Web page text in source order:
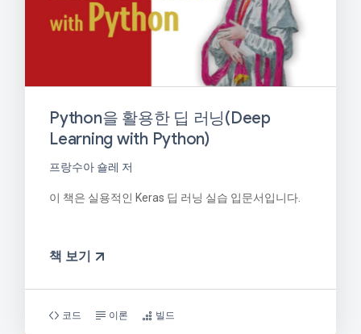
Python을 활용한 딥 러닝(Deep
Learning with Python)
프랑수아 숄레 저
이 책은 실용적인 Keras 딥 러닝 실습 입문서입니다.
책 보기
코드 이론 빌드